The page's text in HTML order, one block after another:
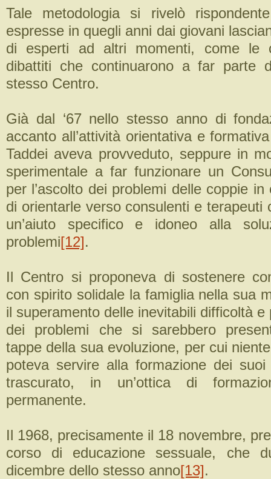
Tale metodologia si rivelò
espresse in quegli anni dai giovani
di esperti ad altri momenti, come le
dibattiti che continuarono a far parte
stesso Centro.
Già dal ‘67 nello stesso anno di
accanto all’attività orientativa e
Taddei aveva provveduto, seppure in
sperimentale a far funzionare un
per l’ascolto dei problemi delle coppie
di orientarle verso consulenti e terapeuti
un’aiuto specifico e idoneo alla
problemi[12].
Il Centro si proponeva di sostenere
con spirito solidale la famiglia nella sua
il superamento delle inevitabili difficoltà e
dei problemi che si sarebbero
tappe della sua evoluzione, per cui
poteva servire alla formazione dei
trascurato, in un’ottica di
permanente.
Il 1968, precisamente il 18 novembre,
corso di educazione sessuale, che
dicembre dello stesso anno[13].